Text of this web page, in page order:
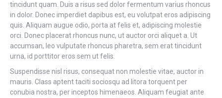
tincidunt quam. Duis a risus sed dolor fermentum varius rhoncus
in dolor. Donec imperdiet dapibus est, eu volutpat eros adipiscing
quis. Aliquam augue odio, porta at felis et, adipiscing molestie
orci. Donec placerat rhoncus nunc, ut auctor orci aliquet a. Ut
accumsan, leo vulputate rhoncus pharetra, sem erat tincidunt
urna, id porttitor eros sem ut felis.
Suspendisse nisl risus, consequat non molestie vitae, auctor in
mauris. Class aptent taciti sociosqu ad litora torquent per
conubia nostra, per inceptos himenaeos. Aliquam feugiat ante